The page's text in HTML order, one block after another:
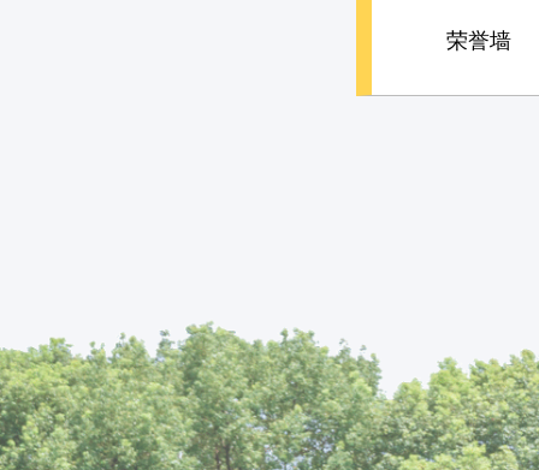
荣誉墙